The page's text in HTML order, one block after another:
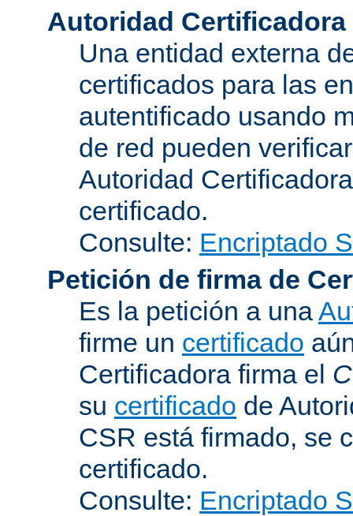
Autoridad Certificadora
Una entidad externa
certificados para las
autentificado usando
de red pueden
Autoridad
certificado.
Consulte: Encriptado
Petición de firma de
Es la petición a una
firme un certificado
Certificadora firma el
su certificado de
CSR está firmado, se
certificado.
Consulte: Encriptado